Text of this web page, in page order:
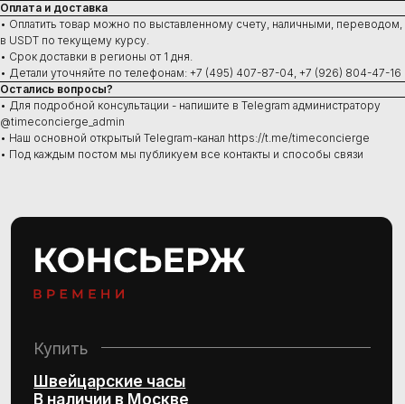
Оплата и доставка
• Оплатить товар можно по выставленному счету, наличными, переводом,
в USDT по текущему курсу.
• Срок доставки в регионы от 1 дня.
• Детали уточняйте по телефонам: +7 (495) 407-87-04, +7 (926) 804-47-16
Остались вопросы?
• Для подробной консультации - напишите в Telegram администратору
@timeconcierge_admin
• Наш основной открытый Telegram-канал https://t.me/timeconcierge
• Под каждым постом мы публикуем все контакты и способы связи
Сервис
Ремонт часов
Диагностика
Проверка на подлинность
Оценка
Сервисное обслуживание